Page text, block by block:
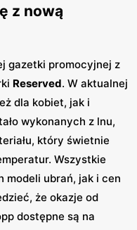
z nową
gazetki promocyjnej z
Reserved. W aktualnej
dla kobiet, jak i
wykonanych z lnu,
który świetnie
Wszystkie
modeli ubrań, jak i cen
że okazje od
dostępne są na